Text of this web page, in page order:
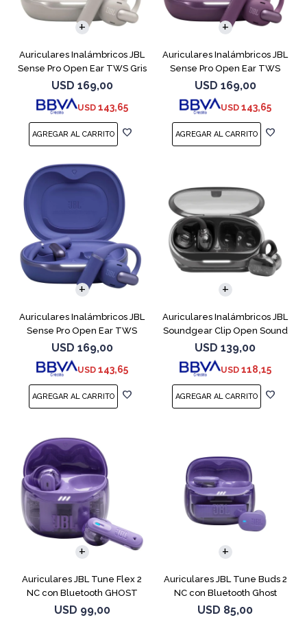
Auriculares Inalámbricos JBL
Sense Pro Open Ear TWS Gris
USD 169,00
USD 143,65
Auriculares Inalámbricos JBL
Sense Pro Open Ear TWS
Purple
USD 169,00
USD 143,65
Auriculares Inalámbricos JBL
Sense Pro Open Ear TWS
Azul
USD 169,00
USD 143,65
Auriculares Inalámbricos JBL
Soundgear Clip Open Sound
Negro
USD 139,00
USD 118,15
Auriculares JBL Tune Flex 2
NC con Bluetooth GHOST
EDITION
USD 99,00
Auriculares JBL Tune Buds 2
NC con Bluetooth Ghost
USD 85,00